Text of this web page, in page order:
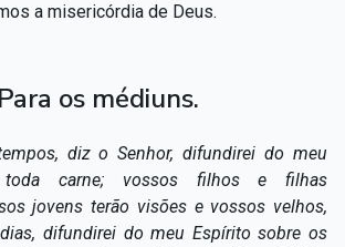
a misericórdia de Deus.
Para os médiuns.
diz o Senhor, difundirei do meu
toda carne; vossos filhos e filhas
jovens terão visões e vossos velhos,
difundirei do meu Espírito sobre os